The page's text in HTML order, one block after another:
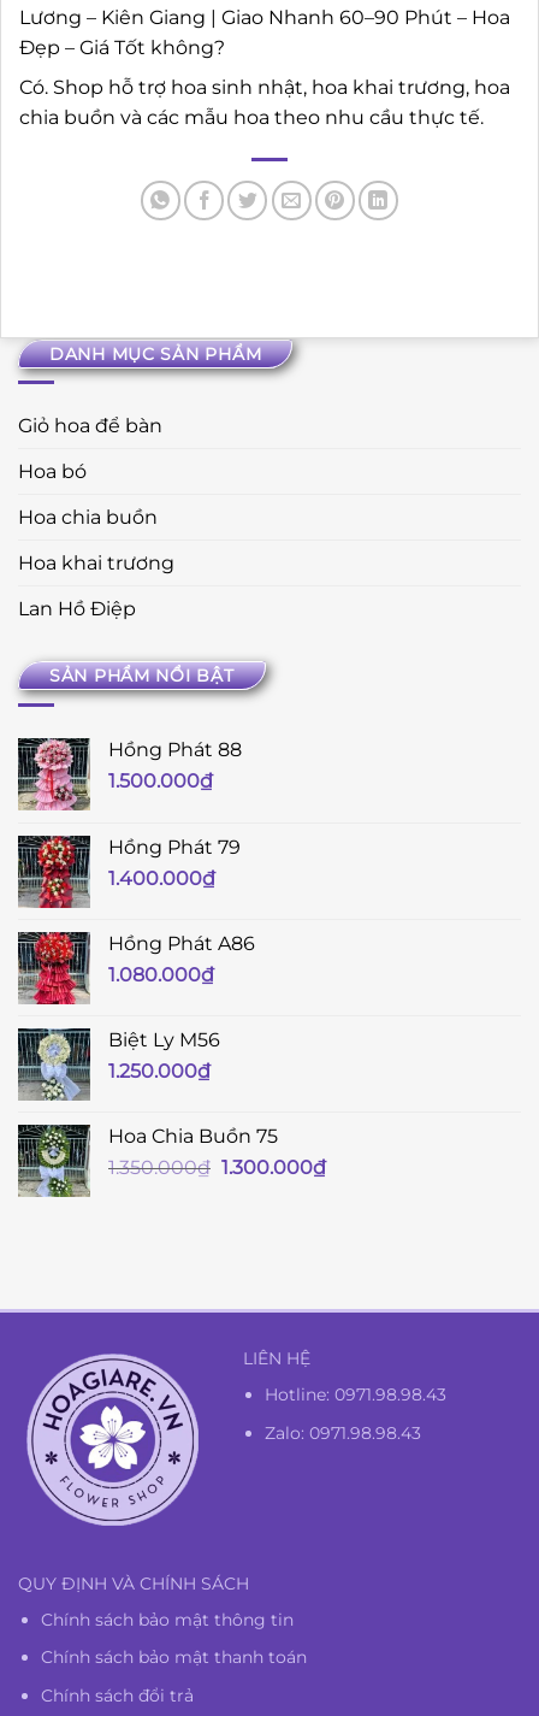
DANH MỤC SẢN PHẨM
Giỏ hoa để bàn
Hoa bó
Hoa chia buồn
Hoa khai trương
Lan Hồ Điệp
SẢN PHẨM NỔI BẬT
Hồng Phát 88
1.500.000₫
Hồng Phát 79
1.400.000₫
Hồng Phát A86
1.080.000₫
Biệt Ly M56
1.250.000₫
Hoa Chia Buồn 75
1.350.000₫ Giá
1.300.000₫Giá
Lương – Kiên Giang | Giao Nhanh 60–90 Phút – Hoa
Đẹp – Giá Tốt không?
Có. Shop hỗ trợ hoa sinh nhật, hoa khai trương, hoa
chia buồn và các mẫu hoa theo nhu cầu thực tế.
LIÊN HỆ
Hotline:0971.98.98.43
Zalo: 0971.98.98.43
QUY ĐỊNH VÀ CHÍNH SÁCH
Chính sách bảo mật thông tin
Chính sách bảo mật thanh toán
Chính sách đổi trả